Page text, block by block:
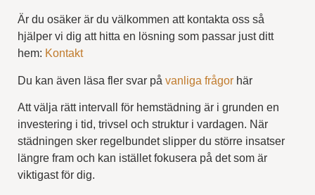
Är du osäker är du välkommen att kontakta oss så
hjälper vi dig att hitta en lösning som passar just ditt
hem: Kontakt
Du kan även läsa fler svar på vanliga frågor här
Att välja rätt intervall för hemstädning är i grunden en
investering i tid, trivsel och struktur i vardagen. När
städningen sker regelbundet slipper du större insatser
längre fram och kan istället fokusera på det som är
viktigast för dig.